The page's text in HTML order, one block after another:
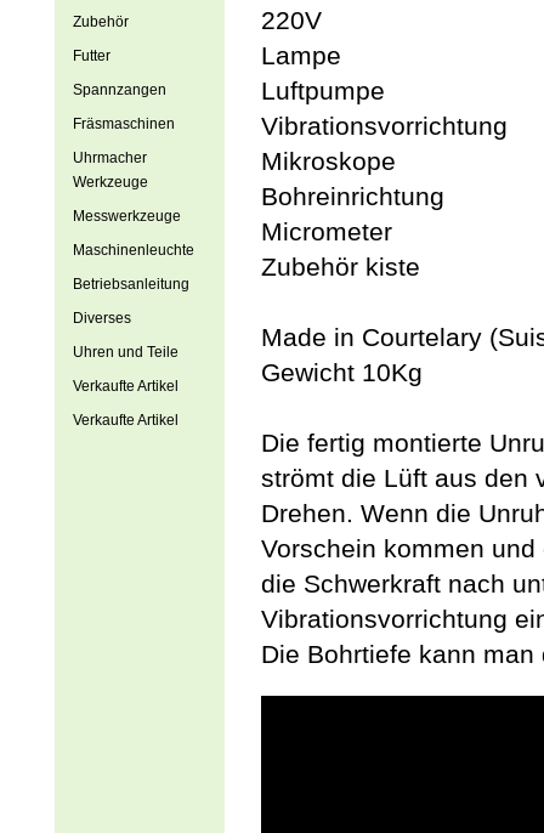
220V
Lampe
Luftpumpe
Vibrationsvorrichtung
Mikroskope
Bohreinrichtung
Micrometer
Zubehör kiste
Made in Courtelary
Gewicht 10Kg
Die fertig montierte
strömt die Lüft aus den
Drehen. Wenn die
Vorschein kommen
die Schwerkraft nach
Vibrationsvorrichtung
Die Bohrtiefe kann
Zubehör
Futter
Spannzangen
Fräsmaschinen
Uhrmacher
Werkzeuge
Messwerkzeuge
Maschinenleuchte
Betriebsanleitung
Diverses
Uhren und Teile
Verkaufte Artikel
Verkaufte Artikel